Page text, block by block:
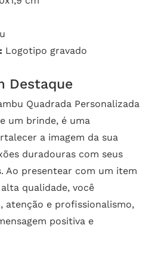
Logotipo gravado
Destaque
Quadrada Personalizada
um brinde, é uma
a imagem da sua
duradouras com seus
Ao presentear com um item
qualidade, você
atenção e profissionalismo,
positiva e